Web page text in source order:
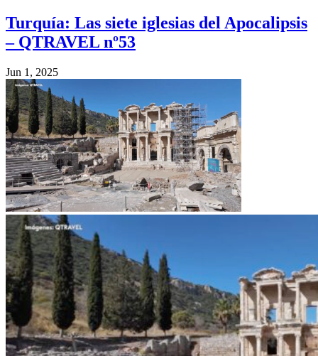
Turquía: Las siete iglesias del Apocalipsis
– QTRAVEL nº53
Jun 1, 2025